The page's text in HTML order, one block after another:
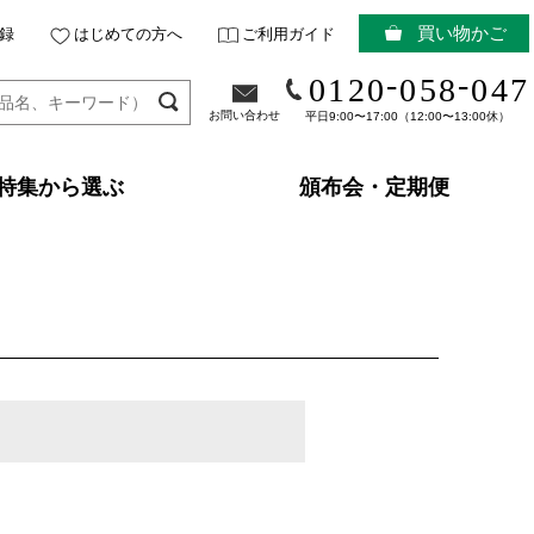
はじめての方へ ご利用ガイド 買い物かご
お問い合わせ
0120-058-047
平日9:00〜17:00（12:00〜13:00休）
集から選ぶ 頒布会・定期便